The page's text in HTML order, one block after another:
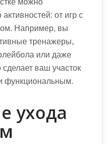
можно
от игр с
Например, вы
тренажеры,
или даже
ваш участок
функциональным.
ухода